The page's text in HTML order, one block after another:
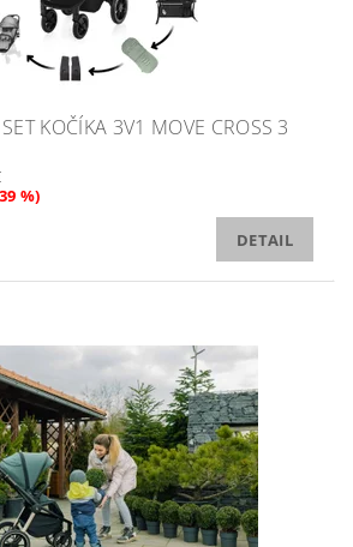
KOČÍKA 3V1 MOVE CROSS 3
%)
DETAIL